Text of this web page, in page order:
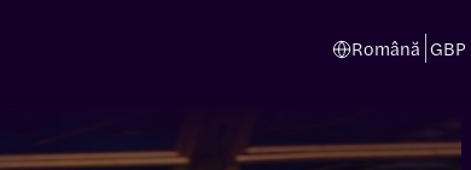
Română GBP